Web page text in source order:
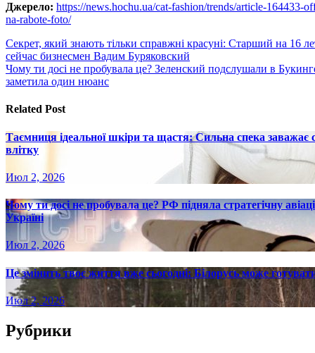
Джерело: https://news.hochu.ua/cat-fashion/trends/article-
na-rabote-foto/
Навигация
по
записям
Секрет, який знають тільки справжні красуні: Старший на 16
сейчас бизнесмен Вадим Буряковский
Чому ти досі не пробувала це? Зеленский подслушали в
заметила один нюанс
Related Post
Таємниця ідеальної шкіри та щастя: Сильна спека
влітку
Июл 2, 2026
Чому ти досі не пробувала це? РФ підняла стратегічну
Україні
Июл 2, 2026
Це змінить твоє життя вже сьогодні: Білорусь може
Июл 2, 2026
Рубрики